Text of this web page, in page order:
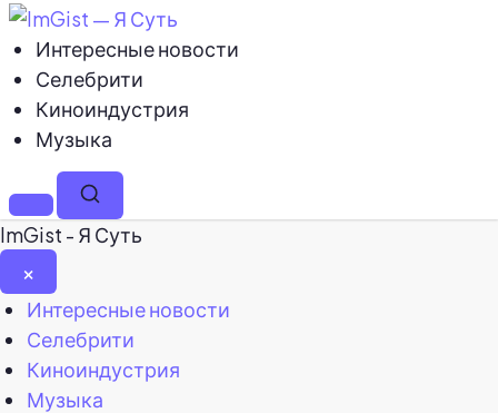
Интересные новости
Селебрити
Киноиндустрия
Музыка
МенюПоиск
ImGist - Я Суть
×
Закрыть
меню
Интересные новости
Селебрити
Киноиндустрия
Музыка